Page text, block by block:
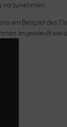
am Beispiel des
angewandt